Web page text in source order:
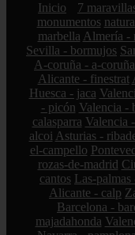
Inicio 7
monumentos
marbella Almería -
Sevilla - bormujos
A-coruña - a-coruña
Alicante - finestrat
Huesca - jaca
- picón Valencia -
calasparra Valencia
alcoi Asturias -
el-campello
rozas-de-madrid
cantos Las-palmas
Alicante - calp
Barcelona -
majadahonda